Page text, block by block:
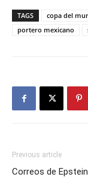
TAGS copa del
portero mexicano
Previous article
Correos de